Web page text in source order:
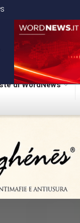
di WordNews